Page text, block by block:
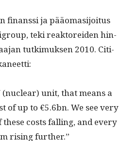
finanssi ja pääo­masi­joi­tus
teki reak­tor­ei­den hin­
tutkimuk­sen 2010. Cit­i­
(nuclear) unit, that means a
of up to €5.6bn. We see very
costs falling, and every
ris­ing further.”